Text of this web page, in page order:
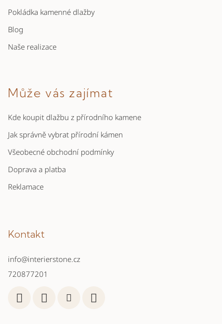
Pokládka kamenné dlažby
Blog
Naše realizace
Může vás zajímat
Kde koupit dlažbu z přírodního kamene
Jak správně vybrat přírodní kámen
Všeobecné obchodní podmínky
Doprava a platba
Reklamace
Kontakt
info@interierstone.cz
720877201